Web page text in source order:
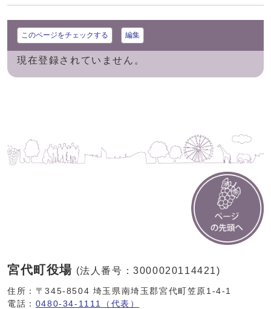
このページをチェックする 編集
現在登録されていません。
宮代町役場 (法人番号：3000020114421)
住所：〒345-8504 埼玉県南埼玉郡宮代町笠原1-4-1
電話： 0480-34-1111（代表）